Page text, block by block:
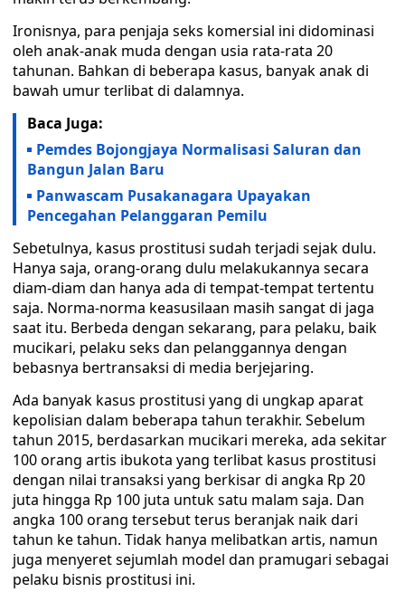
Ironisnya, para penjaja seks komersial ini didominasi
oleh anak-anak muda dengan usia rata-rata 20
tahunan. Bahkan di beberapa kasus, banyak anak di
bawah umur terlibat di dalamnya.
Baca Juga:
Pemdes Bojongjaya Normalisasi Saluran dan
Bangun Jalan Baru
Panwascam Pusakanagara Upayakan
Pencegahan Pelanggaran Pemilu
Sebetulnya, kasus prostitusi sudah terjadi sejak dulu.
Hanya saja, orang-orang dulu melakukannya secara
diam-diam dan hanya ada di tempat-tempat tertentu
saja. Norma-norma keasusilaan masih sangat di jaga
saat itu. Berbeda dengan sekarang, para pelaku, baik
mucikari, pelaku seks dan pelanggannya dengan
bebasnya bertransaksi di media berjejaring.
Ada banyak kasus prostitusi yang di ungkap aparat
kepolisian dalam beberapa tahun terakhir. Sebelum
tahun 2015, berdasarkan mucikari mereka, ada sekitar
100 orang artis ibukota yang terlibat kasus prostitusi
dengan nilai transaksi yang berkisar di angka Rp 20
juta hingga Rp 100 juta untuk satu malam saja. Dan
angka 100 orang tersebut terus beranjak naik dari
tahun ke tahun. Tidak hanya melibatkan artis, namun
juga menyeret sejumlah model dan pramugari sebagai
pelaku bisnis prostitusi ini.